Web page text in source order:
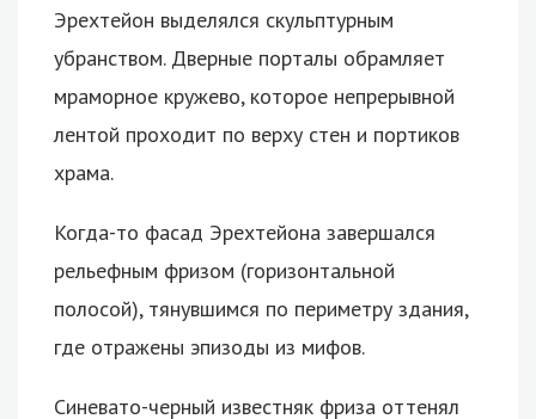
Эрехтейон выделялся скульптурным
убранством. Дверные порталы обрамляет
мраморное кружево, которое непрерывной
лентой проходит по верху стен и портиков
храма.
Когда-то фасад Эрехтейона завершался
рельефным фризом (горизонтальной
полосой), тянувшимся по периметру здания,
где отражены эпизоды из мифов.
Синевато-черный известняк фриза оттенял